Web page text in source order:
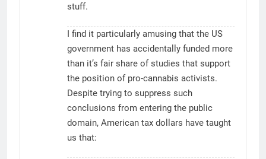
stuff.
I find it particularly amusing that the US
government has accidentally funded more
than it’s fair share of studies that support
the position of pro-cannabis activists.
Despite trying to suppress such
conclusions from entering the public
domain, American tax dollars have taught
us that: